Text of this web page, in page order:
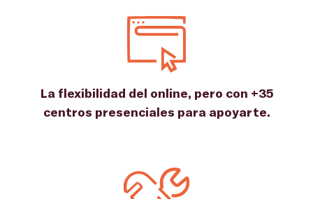
La flexibilidad del online, pero con +35
centros presenciales para apoyarte.